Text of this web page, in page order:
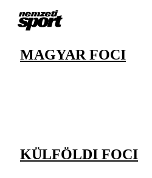
MAGYAR FOCI
KÜLFÖLDI FOCI